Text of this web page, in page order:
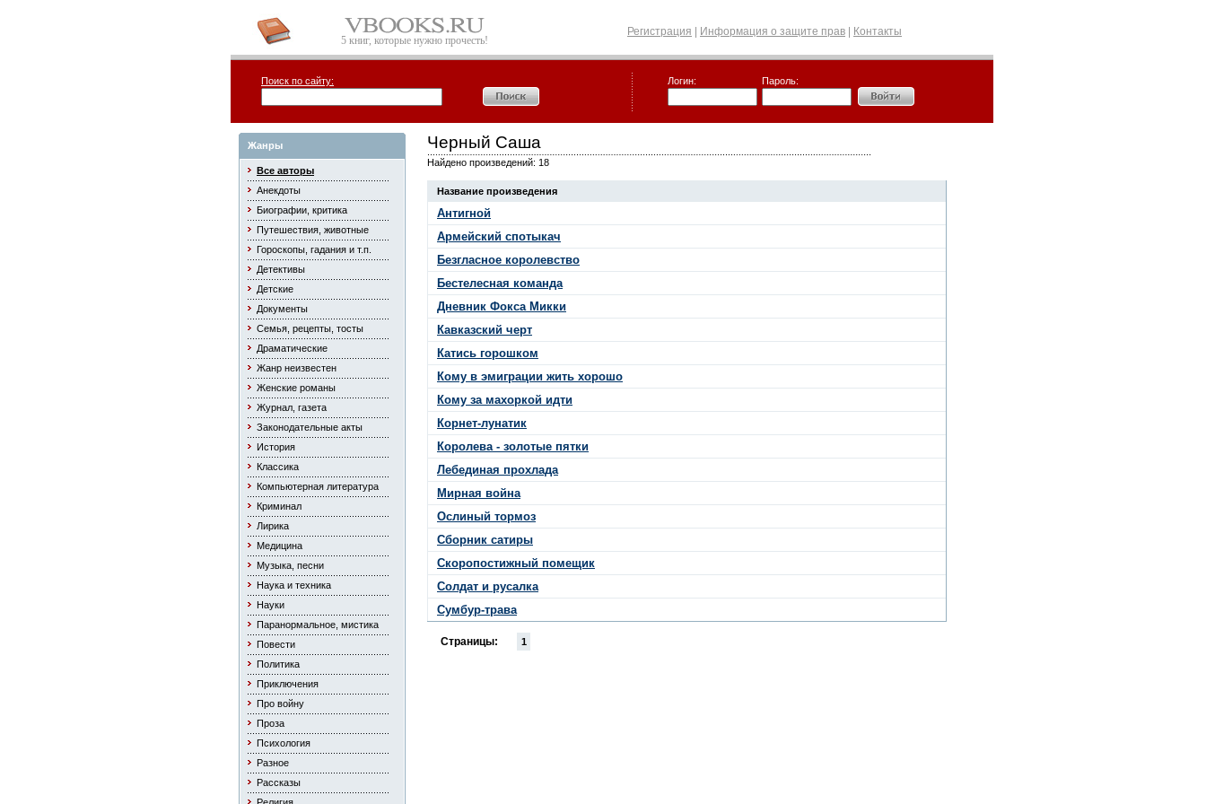
5 книг, которые нужно прочесть!
Регистрация Информация о защите прав Контакты
Поиск по сайту: Логин: Пароль:
Жанры
Все авторы
Анекдоты
Биографии, критика
Путешествия, животные
Гороскопы, гадания и т.п.
Детективы
Детские
Документы
Семья, рецепты, тосты
Драматические
Жанр неизвестен
Женские романы
Журнал, газета
Законодательные акты
История
Классика
Компьютерная литература
Криминал
Лирика
Медицина
Музыка, песни
Наука и техника
Науки
Паранормальное, мистика
Повести
Политика
Приключения
Про войну
Проза
Психология
Разное
Рассказы
Черный Саша
Найдено произведений: 18
Название произведения
Антигной
Армейский спотыкач
Безгласное королевство
Бестелесная команда
Дневник Фокса Микки
Кавказский черт
Катись горошком
Кому в эмиграции жить хорошо
Кому за махоркой идти
Корнет-лунатик
Королева - золотые пятки
Лебединая прохлада
Мирная война
Ослиный тормоз
Сборник сатиры
Скоропостижный помещик
Солдат и русалка
Сумбур-трава
Страницы: 1